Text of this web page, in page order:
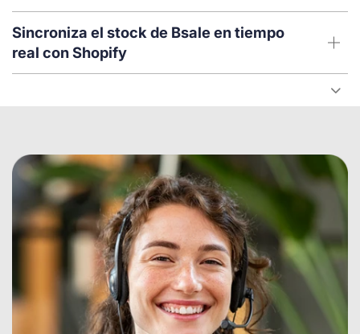
Sincroniza el stock de Bsale en tiempo
real con Shopify